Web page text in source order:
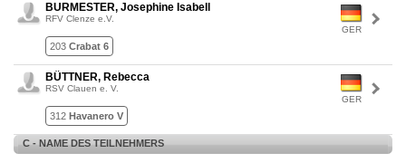
GER
BURMESTER, Josephine Isabell
RFV Clenze e.V.
203 Crabat 6
GER
BÜTTNER, Rebecca
RSV Clauen e. V.
312 Havanero V
C - NAME DES TEILNEHMERS